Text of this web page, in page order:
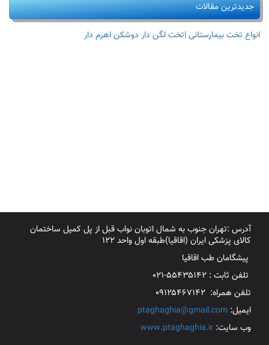
جدیدترین مقالات
انواع تخت بیمارستانی |تخت لگن دار دوشکن اهرم دار
آدرس :تهران جنوب به شمال اتوبان نواب قبل از پل کمیل ساختمان
کالای پزشکی ایران (اقاقیا)طبقه اول واحد ۱۲۲
پیشگامان طب اقاقیا
تلفن ثابت : ۵۵۴۳۵۱۴۲-۰۲۱
تلفن همراه: ۰۹۱۲۵۴۶۷۱۴۲
ایمیل: ptaghaghia@gmail.com
وب سایت: www.ptaghaghia.ir